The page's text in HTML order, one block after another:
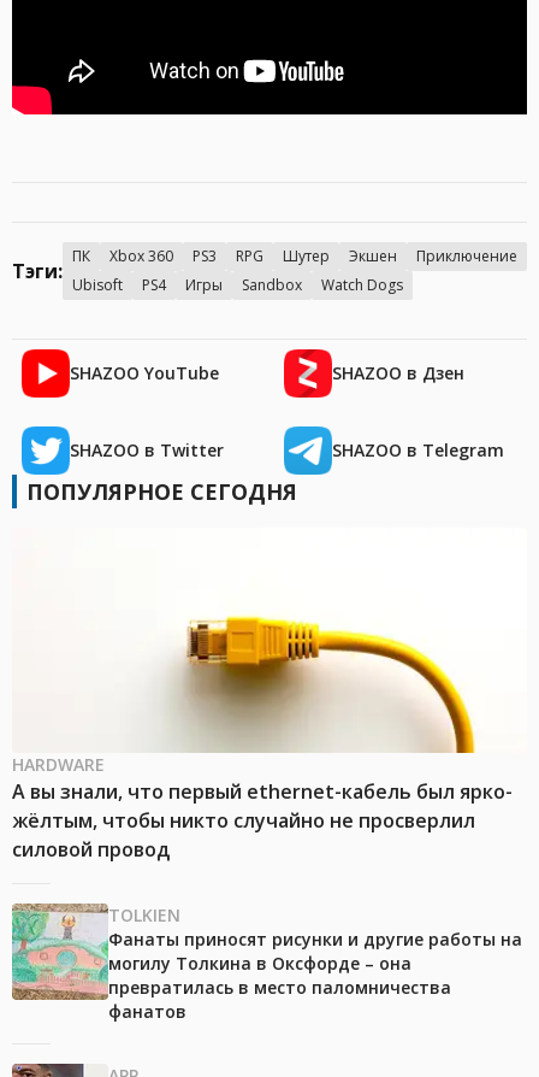
Тэги:
ПК Xbox 360 PS3 RPG Шутер Экшен
Приключение
Ubisoft
PS4 Игры Sandbox Watch Dogs
SHAZOO YouTube SHAZOO в Дзен
SHAZOO в Twitter SHAZOO в Telegram
ПОПУЛЯРНОЕ СЕГОДНЯ
HARDWARE
А вы знали, что первый ethernet-кабель был ярко-
жёлтым, чтобы никто случайно не просверлил
силовой провод
TOLKIEN
Фанаты приносят рисунки и другие работы на
могилу Толкина в Оксфорде – она
превратилась в место паломничества
фанатов